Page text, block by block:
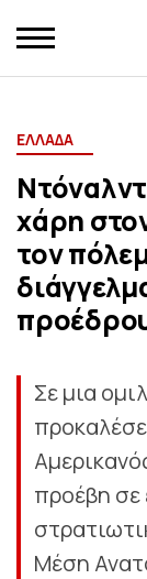
ΕΛΛΑΔΑ
χάρη
τον
Σε μια
προέβη σε
Μέση